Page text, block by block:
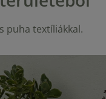
puha textíliákkal.